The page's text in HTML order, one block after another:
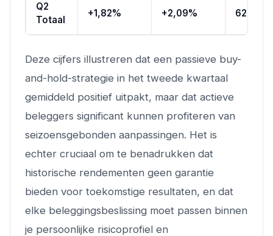
Q2
Totaal
+1,82% +2,09% 62%
Deze cijfers illustreren dat een passieve buy-
and-hold-strategie in het tweede kwartaal
gemiddeld positief uitpakt, maar dat actieve
beleggers significant kunnen profiteren van
seizoensgebonden aanpassingen. Het is
echter cruciaal om te benadrukken dat
historische rendementen geen garantie
bieden voor toekomstige resultaten, en dat
elke beleggingsbeslissing moet passen binnen
je persoonlijke risicoprofiel en